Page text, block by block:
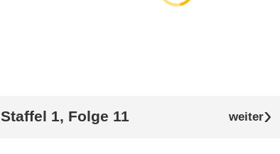
Staffel 1, Folge 11